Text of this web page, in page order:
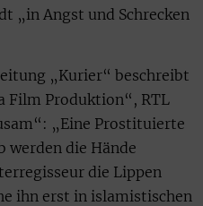
„in Angst und Schrecken
„Kurier“ beschreibt
Film Produktion“, RTL
„Eine Prostituierte
werden die Hände
die Lippen
ihn erst in islamistischen